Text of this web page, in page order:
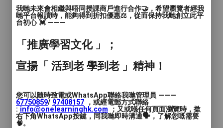
二人同行即送 訓練球衣及足球
觀塘、黃大仙及北區，平日及週末，草地或
石地，總有一課你選擇。想以比賽為目標？
We are Anderson⚽️🏃🏃‍♀️🏃‍♂️
我哋未來會相繼與唔同授課商戶進行合作🤝，希望瀏覽者經我
哋平台報讀時，能夠得到折扣優惠⚖️，從而保持我哋創立此平
台初心 💓 ———
「推廣學習文化 」；
宣揚「 活到老 學到老 」精神！
您可以隨時致電或WhatsApp聯絡我哋管理員 ———
67750859/ 97408157 ，或經電郵方式聯絡
: info@onelearninghk.com ；又或喺任何頁面瀏覽時，撳
右下角WhatsApp按鍵，同我哋即時溝通🗣️，了解您嘅需要
🧠。